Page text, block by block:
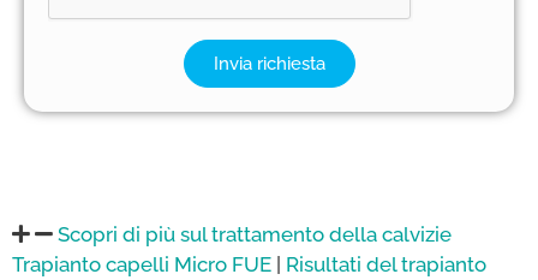
Invia richiesta
Scopri di più sul trattamento della calvizie
Trapianto capelli Micro FUE
Risultati del trapianto